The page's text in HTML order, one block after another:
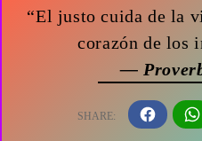
“El justo cuida de la
corazón de los
—